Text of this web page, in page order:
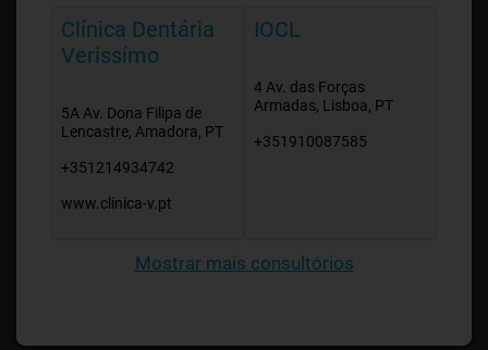
Clínica Dentária
Verissímo
5A Av. Dona Filipa de
Lencastre, Amadora, PT
+351214934742
www.clinica-v.pt
IOCL
4 Av. das Forças
Armadas, Lisboa, PT
+351910087585
Mostrar mais consultórios